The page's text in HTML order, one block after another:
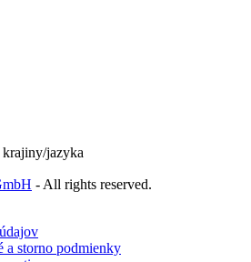
krajiny/jazyka
- All rights reserved.
a storno podmienky